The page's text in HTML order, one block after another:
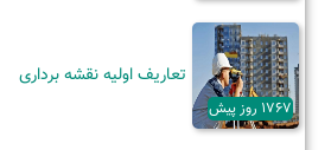
1767 روز پیش
تعاریف اولیه نقشه برداری